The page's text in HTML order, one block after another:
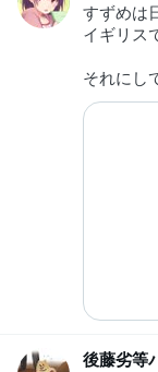
すずめは
イギリス
それにし
後藤劣等